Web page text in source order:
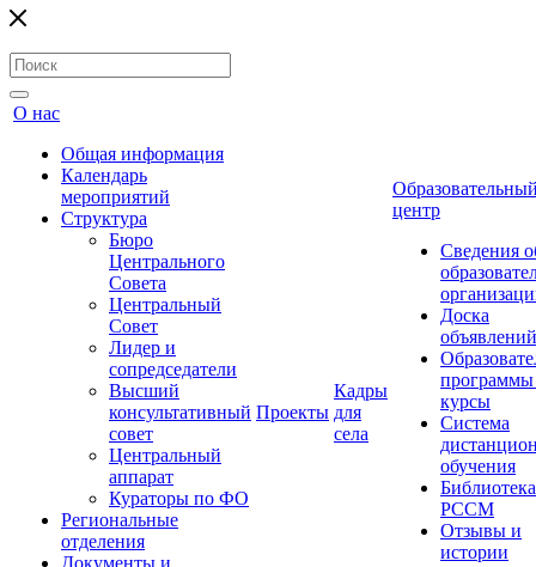
О нас
Общая информация
Календарь
мероприятий
Структура
Бюро
Центрального
Совета
Центральный
Совет
Лидер и
сопредседатели
Высший
консультативный
совет
Центральный
аппарат
Кураторы по ФО
Региональные
отделения
Документы и
Проекты
Кадры
для
села
центр
Сведения
Доска
объявлений
курсы
Система
обучения
Библиотека
РССМ
Отзывы и
истории